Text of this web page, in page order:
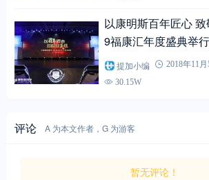
以康明斯百年匠心
9福康汇年度盛典举行
提加小编 2018年11
30.15W
评论 A 为本文作者，G 为游客
暂无评论！